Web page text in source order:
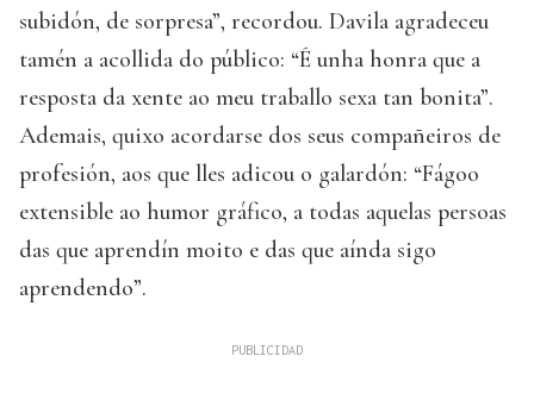
subidón, de sorpresa”, recordou. Davila agradeceu
tamén a acollida do público: “É unha honra que a
resposta da xente ao meu traballo sexa tan bonita”.
Ademais, quixo acordarse dos seus compañeiros de
profesión, aos que lles adicou o galardón: “Fágoo
extensible ao humor gráfico, a todas aquelas persoas
das que aprendín moito e das que aínda sigo
aprendendo”.